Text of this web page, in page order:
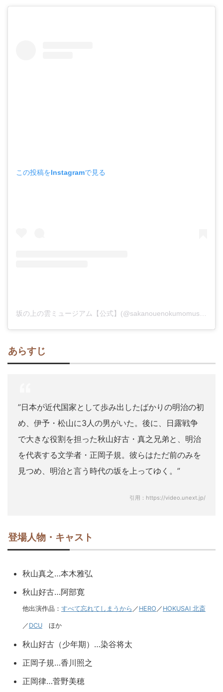
この投稿をInstagramで見る
あらすじ
”日本が近代国家として歩み出したばかりの明治の初
め、伊予・松山に3人の男がいた。後に、日露戦争
で大きな役割を担った秋山好古・真之兄弟と、明治
を代表する文学者・正岡子規。彼らはただ前のみを
見つめ、明治と言う時代の坂を上ってゆく。”
引用：https://video.unext.jp/
登場人物・キャスト
秋山真之…本木雅弘
秋山好古…阿部寛
他出演作品： すべて忘れてしまうから ／ HERO ／ HOKUSAI 北斎
／ DCU ほか
秋山好古（少年期）…染谷将太
正岡子規…香川照之
正岡律…菅野美穂